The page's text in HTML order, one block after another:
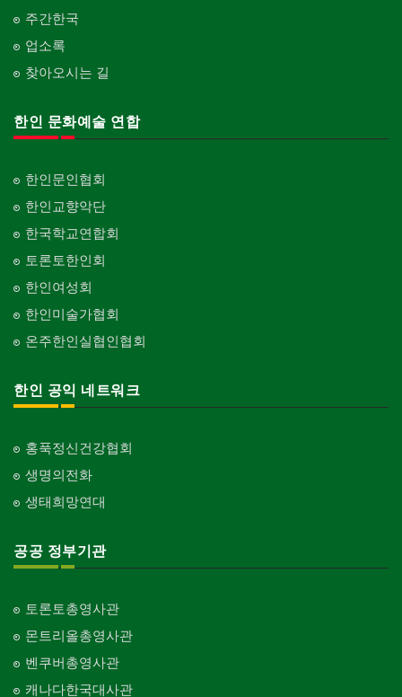
주간한국
업소록
찾아오시는 길
한인 문화예술 연합
한인문인협회
한인교향악단
한국학교연합회
토론토한인회
한인여성회
한인미술가협회
온주한인실협인협회
한인 공익 네트워크
홍푹정신건강협회
생명의전화
생태희망연대
공공 정부기관
토론토총영사관
몬트리올총영사관
벤쿠버총영사관
캐나다한국대사관